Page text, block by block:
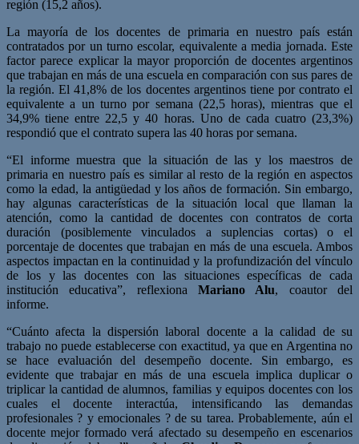
región (15,2 años).
La mayoría de los docentes de primaria en nuestro país están
contratados por un turno escolar, equivalente a media jornada. Este
factor parece explicar la mayor proporción de docentes argentinos
que trabajan en más de una escuela en comparación con sus pares de
la región. El 41,8% de los docentes argentinos tiene por contrato el
equivalente a un turno por semana (22,5 horas), mientras que el
34,9% tiene entre 22,5 y 40 horas. Uno de cada cuatro (23,3%)
respondió que el contrato supera las 40 horas por semana.
“El informe muestra que la situación de las y los maestros de
primaria en nuestro país es similar al resto de la región en aspectos
como la edad, la antigüedad y los años de formación. Sin embargo,
hay algunas características de la situación local que llaman la
atención, como la cantidad de docentes con contratos de corta
duración (posiblemente vinculados a suplencias cortas) o el
porcentaje de docentes que trabajan en más de una escuela. Ambos
aspectos impactan en la continuidad y la profundización del vínculo
de los y las docentes con las situaciones específicas de cada
institución educativa”, reflexiona Mariano Alu, coautor del
informe.
“Cuánto afecta la dispersión laboral docente a la calidad de su
trabajo no puede establecerse con exactitud, ya que en Argentina no
se hace evaluación del desempeño docente. Sin embargo, es
evidente que trabajar en más de una escuela implica duplicar o
triplicar la cantidad de alumnos, familias y equipos docentes con los
cuales el docente interactúa, intensificando las demandas
profesionales ? y emocionales ? de su tarea. Probablemente, aún el
docente mejor formado verá afectado su desempeño en escenarios